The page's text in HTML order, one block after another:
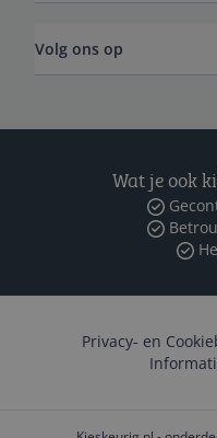
Volg ons op
Wat je ook
Privacy- en